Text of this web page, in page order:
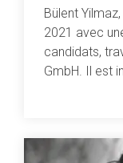
Bülent
2021 avec
candidats,
GmbH. Il est